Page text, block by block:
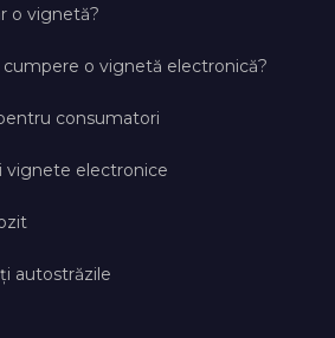
o vignetă?
cumpere o vignetă electronică?
consumatori
vignete electronice
autostrăzile